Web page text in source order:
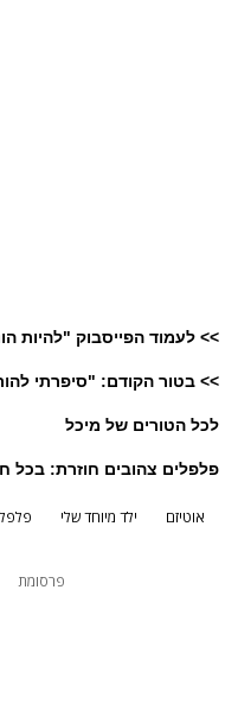
>> לעמוד הפייסבוק "להיות
>> בטור הקודם: "סיפרתי
לכל הטורים של מיכל
פלפלים צהובים חוזרת: בכל
אוטיזם ילד מיוחד שלי
פרסומת